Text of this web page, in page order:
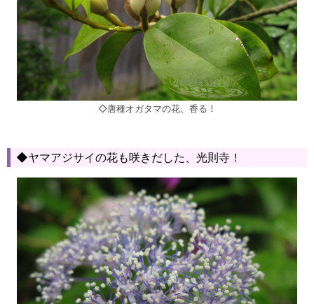
◇唐種オガタマの花、香る！
◆ヤマアジサイの花も咲きだした、光則寺！